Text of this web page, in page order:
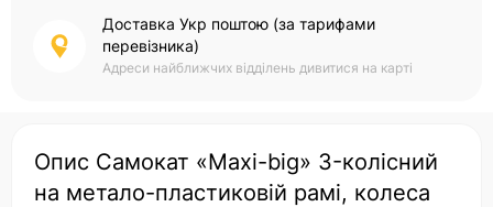
Доставка Укр поштою (за тарифами
перевізника)
Адреси найближчих відділень дивитися на карті
Опис Самокат «Maxi-big» 3-колісний
на метало-пластиковій рамі, колеса